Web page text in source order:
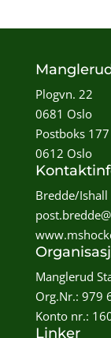
Plogvn. 22
0681 Oslo
Postboks
0612 Oslo
Bredde/Ishall
Manglerud
Org.Nr.: 979
Konto nr.:
Linker